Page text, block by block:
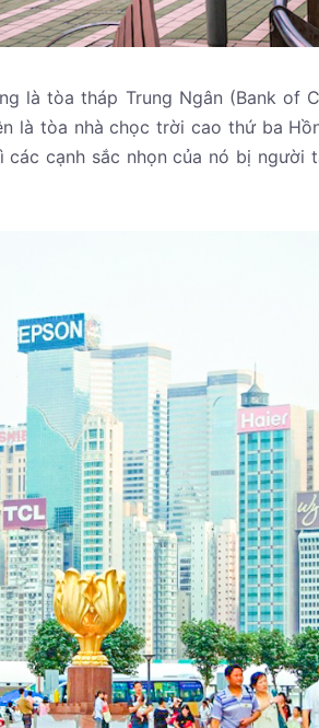
là tòa tháp Trung Ngân (Bank of
là tòa nhà chọc trời cao thứ ba
cạnh sắc nhọn của nó bị người